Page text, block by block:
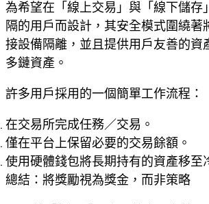
為希望在「線上交易」與「線下儲存
隔的用戶而設計，其安全模式圍繞著
接設備隔離，並且提供用戶友善的資
多鏈資產。
許多用戶採用的一個簡單工作流程：
在交易所完成任務／交易。
僅在平台上保留必要的交易餘額。
使用硬體錢包將長期持有的資產移至
總結：將獎勵視為獎金，而非策略